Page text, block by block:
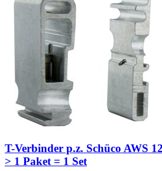
T-Verbinder p.z. Schüco AWS
> 1 Paket = 1 Set